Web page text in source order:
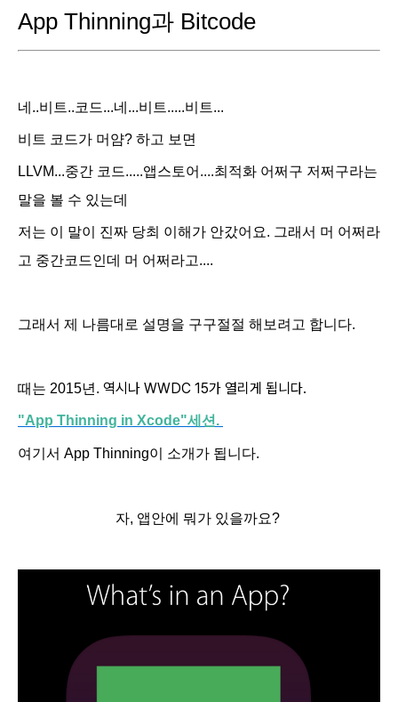
App Thinning과 Bitcode
네..비트..코드...네...비트.....비트...
비트 코드가 머얌? 하고 보면
LLVM...중간 코드.....앱스토어....최적화 어쩌구 저쩌구라는
말을 볼 수 있는데
저는 이 말이 진짜 당최 이해가 안갔어요. 그래서 머 어쩌라
고 중간코드인데 머 어쩌라고....
그래서 제 나름대로 설명을 구구절절 해보려고 합니다.
때는 2015년. 역시나 WWDC 15가 열리게 됩니다.
"App Thinning in Xcode"세션.
여기서 App Thinning이 소개가 됩니다.
자, 앱안에 뭐가 있을까요?